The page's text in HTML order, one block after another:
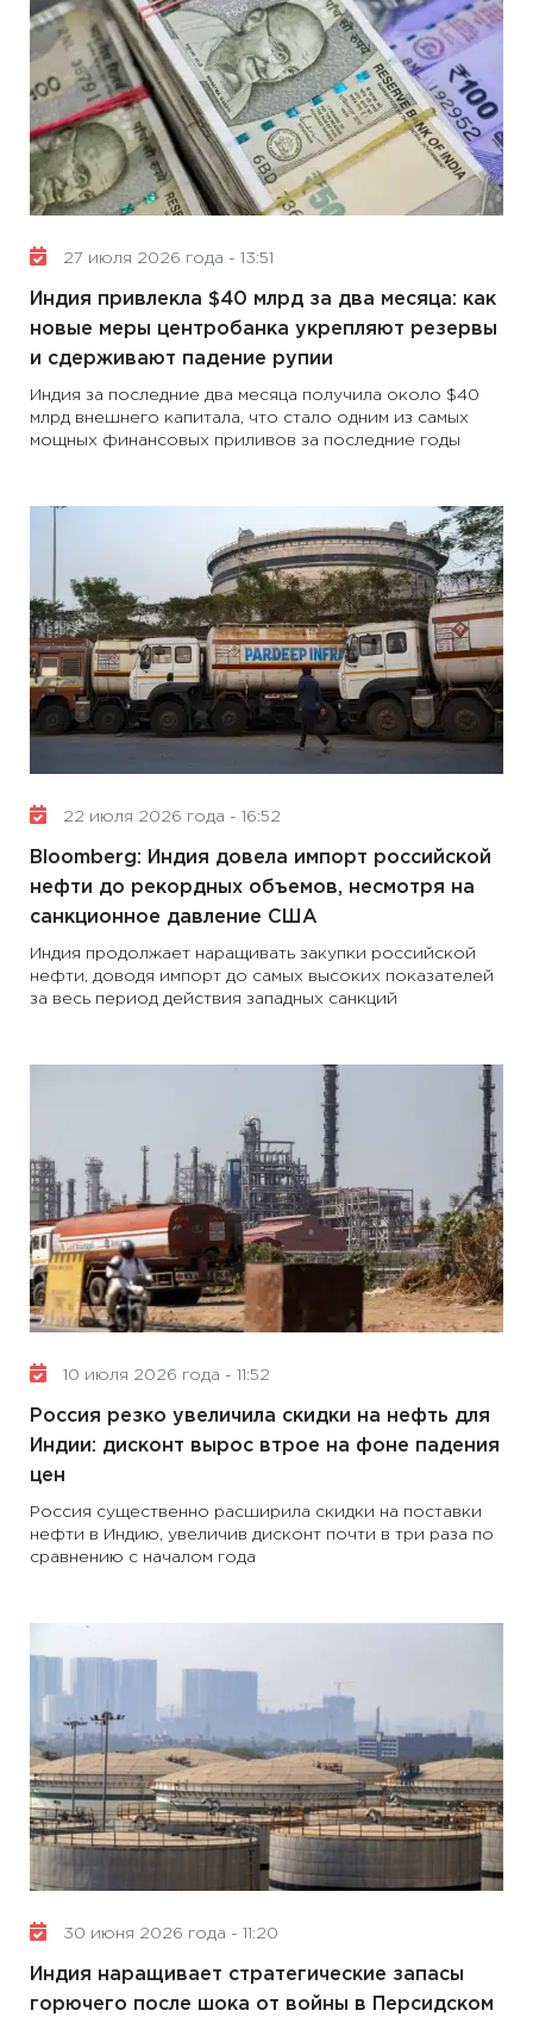
27 июля 2026 года - 13:51
Индия привлекла $40 млрд за два месяца: как
новые меры центробанка укрепляют резервы
и сдерживают падение рупии
Индия за последние два месяца получила около $40
млрд внешнего капитала, что стало одним из самых
мощных финансовых приливов за последние годы
22 июля 2026 года - 16:52
Bloomberg: Индия довела импорт российской
нефти до рекордных объемов, несмотря на
санкционное давление США
Индия продолжает наращивать закупки российской
нефти, доводя импорт до самых высоких показателей
за весь период действия западных санкций
10 июля 2026 года - 11:52
Россия резко увеличила скидки на нефть для
Индии: дисконт вырос втрое на фоне падения
цен
Россия существенно расширила скидки на поставки
нефти в Индию, увеличив дисконт почти в три раза по
сравнению с началом года
30 июня 2026 года - 11:20
Индия наращивает стратегические запасы
горючего после шока от войны в Персидском